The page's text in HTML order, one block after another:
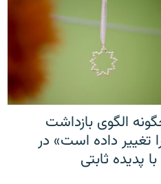
الگوی بازداشت
تغییر داده است» در
پدیده ثابتی